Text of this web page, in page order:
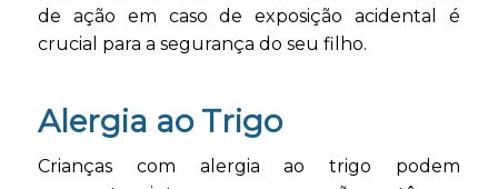
de ação em caso de exposição acidental é
crucial para a segurança do seu filho.
Alergia ao Trigo
Crianças com alergia ao trigo podem